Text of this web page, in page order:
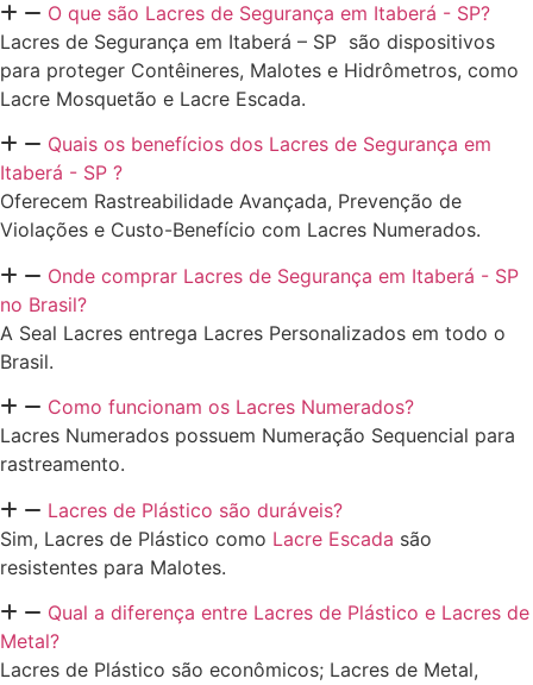
O que são Lacres de Segurança em Itaberá - SP?
Lacres de Segurança em Itaberá – SP são dispositivos
para proteger Contêineres, Malotes e Hidrômetros, como
Lacre Mosquetão e Lacre Escada.
Quais os benefícios dos Lacres de Segurança em
Itaberá - SP ?
Oferecem Rastreabilidade Avançada, Prevenção de
Violações e Custo-Benefício com Lacres Numerados.
Onde comprar Lacres de Segurança em Itaberá - SP
no Brasil?
A Seal Lacres entrega Lacres Personalizados em todo o
Brasil.
Como funcionam os Lacres Numerados?
Lacres Numerados possuem Numeração Sequencial para
rastreamento.
Lacres de Plástico são duráveis?
Sim, Lacres de Plástico como Lacre Escada são
resistentes para Malotes.
Qual a diferença entre Lacres de Plástico e Lacres de
Metal?
Lacres de Plástico são econômicos; Lacres de Metal,